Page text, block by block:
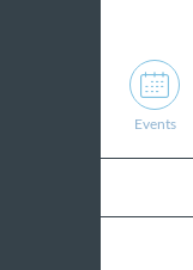
Events